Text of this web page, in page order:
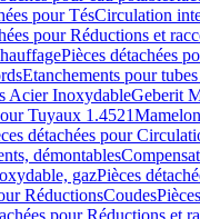
pour TésCirculation
pour Réductions et
Pièces détachées
Etanchements pour
Acier InoxydableGeberit
Tuyaux 1.4521
détachées pour
démontables
gazPièces
RéductionsCoudes
pour Réductions et